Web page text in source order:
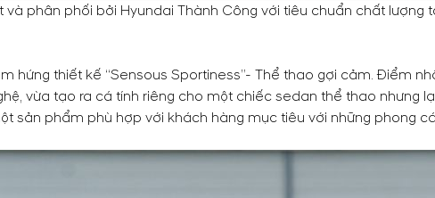
phân phối bởi Hyundai Thành Công với tiêu chuẩn chất
hứng thiết kế “Sensous Sportiness”- Thể thao gợi cảm. Điểm
vừa tạo ra cá tính riêng cho một chiếc sedan thể thao nhưng
sản phẩm phù hợp với khách hàng mục tiêu với những phong